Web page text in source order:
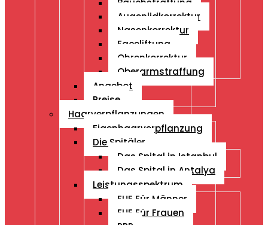
Bauchstraffung
Augenlidkorrektur
Nasenkorrektur
Faceliftung
Ohrenkorrektur
Oberarmstraffung
Angebot
Preise
Haarverpflanzungen
Eigenhaarverpflanzung
Die Spitäler
Das Spital in Istanbul
Das Spital in Antalya
Leistungsspektrum
FUE Für Männer
FUE Für Frauen